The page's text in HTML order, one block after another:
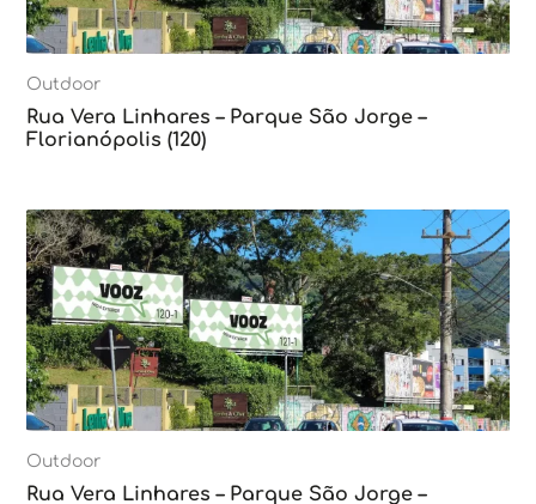
Outdoor
Rua Vera Linhares – Parque São Jorge –
Florianópolis (120)
Outdoor
Rua Vera Linhares – Parque São Jorge –